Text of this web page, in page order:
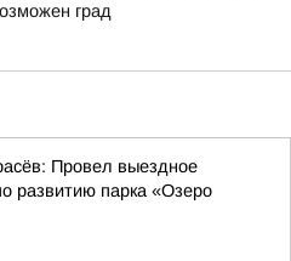
град
Провел выездное
развитию парка «Озеро